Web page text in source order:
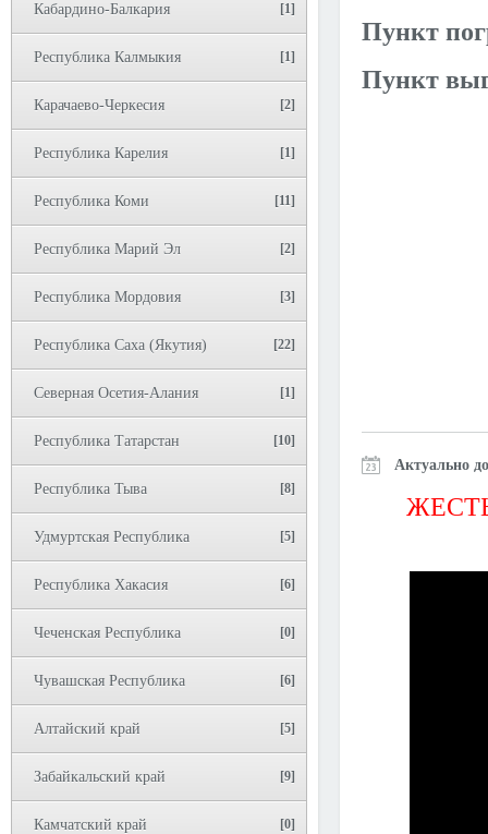
Кабардино-Балкария [1]
Республика Калмыкия [1]
Карачаево-Черкесия [2]
Республика Карелия [1]
Республика Коми [11]
Республика Марий Эл [2]
Республика Мордовия [3]
Республика Саха (Якутия) [22]
Северная Осетия-Алания [1]
Республика Татарстан [10]
Республика Тыва [8]
Удмуртская Республика [5]
Республика Хакасия [6]
Чеченская Республика [0]
Чувашская Республика [6]
Алтайский край [5]
Забайкальский край [9]
Камчатский край [0]
Пункт
Пункт
Актуально